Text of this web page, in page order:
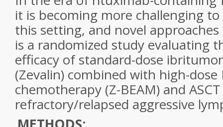
it is becoming more challenging
this setting, and novel
is a randomized study evaluating
efficacy of standard-dose
(Zevalin) combined with high-dose
chemotherapy (Z-BEAM) and
refractory/relapsed aggressive